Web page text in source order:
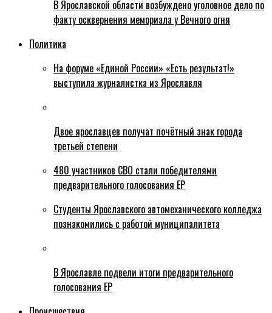
В Ярославской области возбуждено уголовное дело по
факту осквернения мемориала у Вечного огня
Политика
На форуме «Единой России» «Есть результат!»
выступила журналистка из Ярославля
Двое ярославцев получат почётный знак города
третьей степени
480 участников СВО стали победителями
предварительного голосования ЕР
Студенты Ярославского автомеханического колледжа
познакомились с работой муниципалитета
В Ярославле подвели итоги предварительного
голосования ЕР